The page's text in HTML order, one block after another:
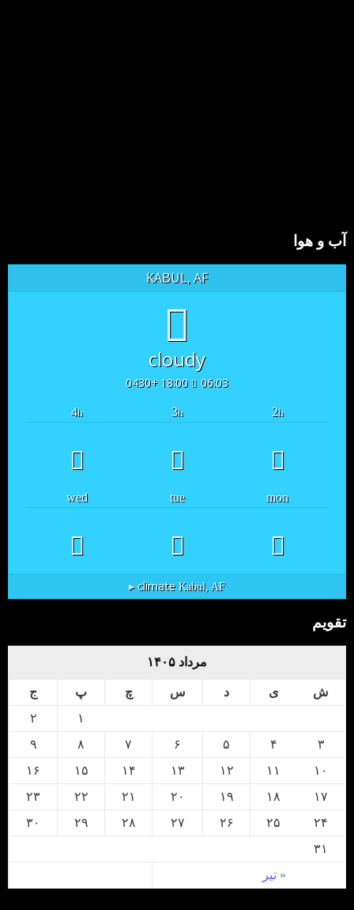
آب و هوا
KABUL, AF
cloudy
06:03
18:00 +0430
2h
3h
4h
mon
tue
wed
Kabul, AF
climate ▸
تقویم
مرداد ۱۴۰۵
ش ی د س چ پ ج
« تیر
۱
۲
۳
۴ ۵ ۶ ۷ ۸
۹
۱۰
۱۱ ۱۲ ۱۳ ۱۴ ۱۵
۱۶
۱۷
۱۸ ۱۹ ۲۰ ۲۱ ۲۲
۲۳
۲۴
۲۵ ۲۶ ۲۷ ۲۸ ۲۹
۳۰
۳۱